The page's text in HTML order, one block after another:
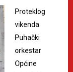
Proteklog
vikenda
Puhački
orkestar
Općine